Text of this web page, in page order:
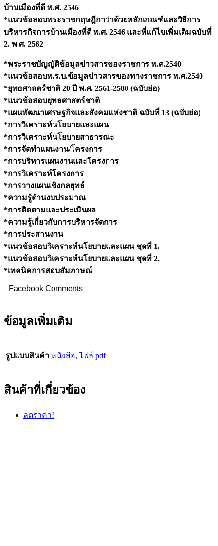
บ้านเมืองที่ดี พ.ศ. 2546
*แนวข้อสอบพระราชกฤษฎีกาว่าด้วยหลักเกณฑ์และวิธีการ
บริหารกิจการบ้านเมืองที่ดี พ.ศ. 2546 และที่แก้ไขเพิ่มเติมฉบับที่
2. พ.ศ. 2562
*พระราชบัญญัติข้อมูลข่าวสารของราชการ พ.ศ.2540
*แนวข้อสอบพ.ร.บ.ข้อมูลข่าวสารของทางราชการ พ.ศ.2540
*ยุทธศาสตร์ชาติ 20 ปี พ.ศ. 2561-2580 (ฉบับย่อ)
*แนวข้อสอบยุทธศาสตร์ชาติ
*แผนพัฒนาเศรษฐกิจและสังคมแห่งชาติ ฉบับที่ 13 (ฉบับย่อ)
*การวิเคราะห์นโยบายและแผน
*การวิเคราะห์นโยบายสาธารณะ
*การจัดทำแผนงาน/โครงการ
*การบริหารแผนงานและโครงการ
*การวิเคราะห์โครงการ
*การวางแผนเชิงกลยุทธ์
*ความรู้ด้านงบประมาณ
*การติดตามและประเมินผล
*ความรู้เกี่ยวกับการบริหารจัดการ
*การประสานงาน
*แนวข้อสอบวิเคราะห์นโยบายและแผน ชุดที่ 1.
*แนวข้อสอบวิเคราะห์นโยบายและแผน ชุดที่ 2.
*เทคนิคการสอบสัมภาษณ์
Facebook Comments
ข้อมูลเพิ่มเติม
รูปแบบสินค้า หนังสือ,ไฟล์ pdf
สินค้าที่เกี่ยวข้อง
ลดราคา!